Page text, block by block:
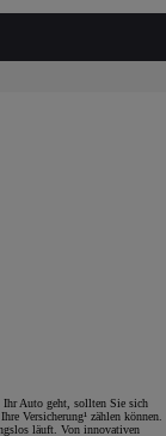
Ihr Auto geht, sollten Sie sich
Versicherung¹ zählen können.
läuft. Von innovativen